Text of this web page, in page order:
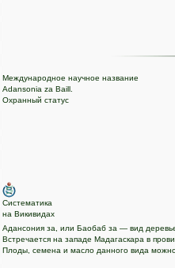
Международное научное название
Adansonia za Baill.
Охранный статус
Систематика
на Викивидах
Адансония за, или Баобаб за — вид
Встречается на западе Мадагаскара в
Плоды, семена и масло данного вида